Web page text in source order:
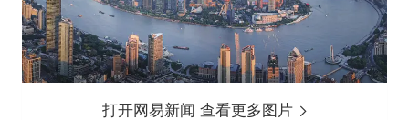
打开网易新闻 查看更多图片